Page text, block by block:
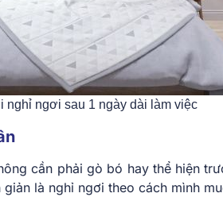
nghỉ ngơi sau 1 ngày dài làm việc
cần phải gò bó hay thể hiện
là nghỉ ngơi theo cách mình